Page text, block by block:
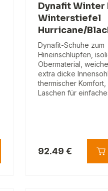
Dynafit Winter
Winterstiefel
Hurricane/
Dynafit-Schuhe zum
Hineinschlüpfen,
Obermaterial,
extra dicke
thermischer Komfort,
Laschen für
92.49 €